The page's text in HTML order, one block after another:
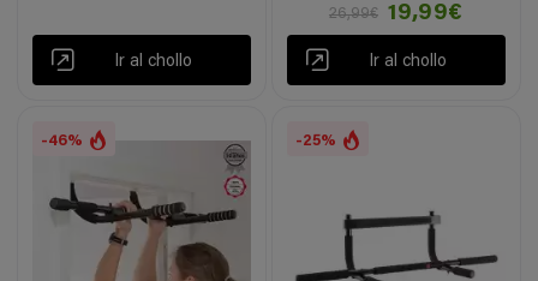
Ir al chollo
26,99€
19,99€
Ir al chollo
-46% -25%